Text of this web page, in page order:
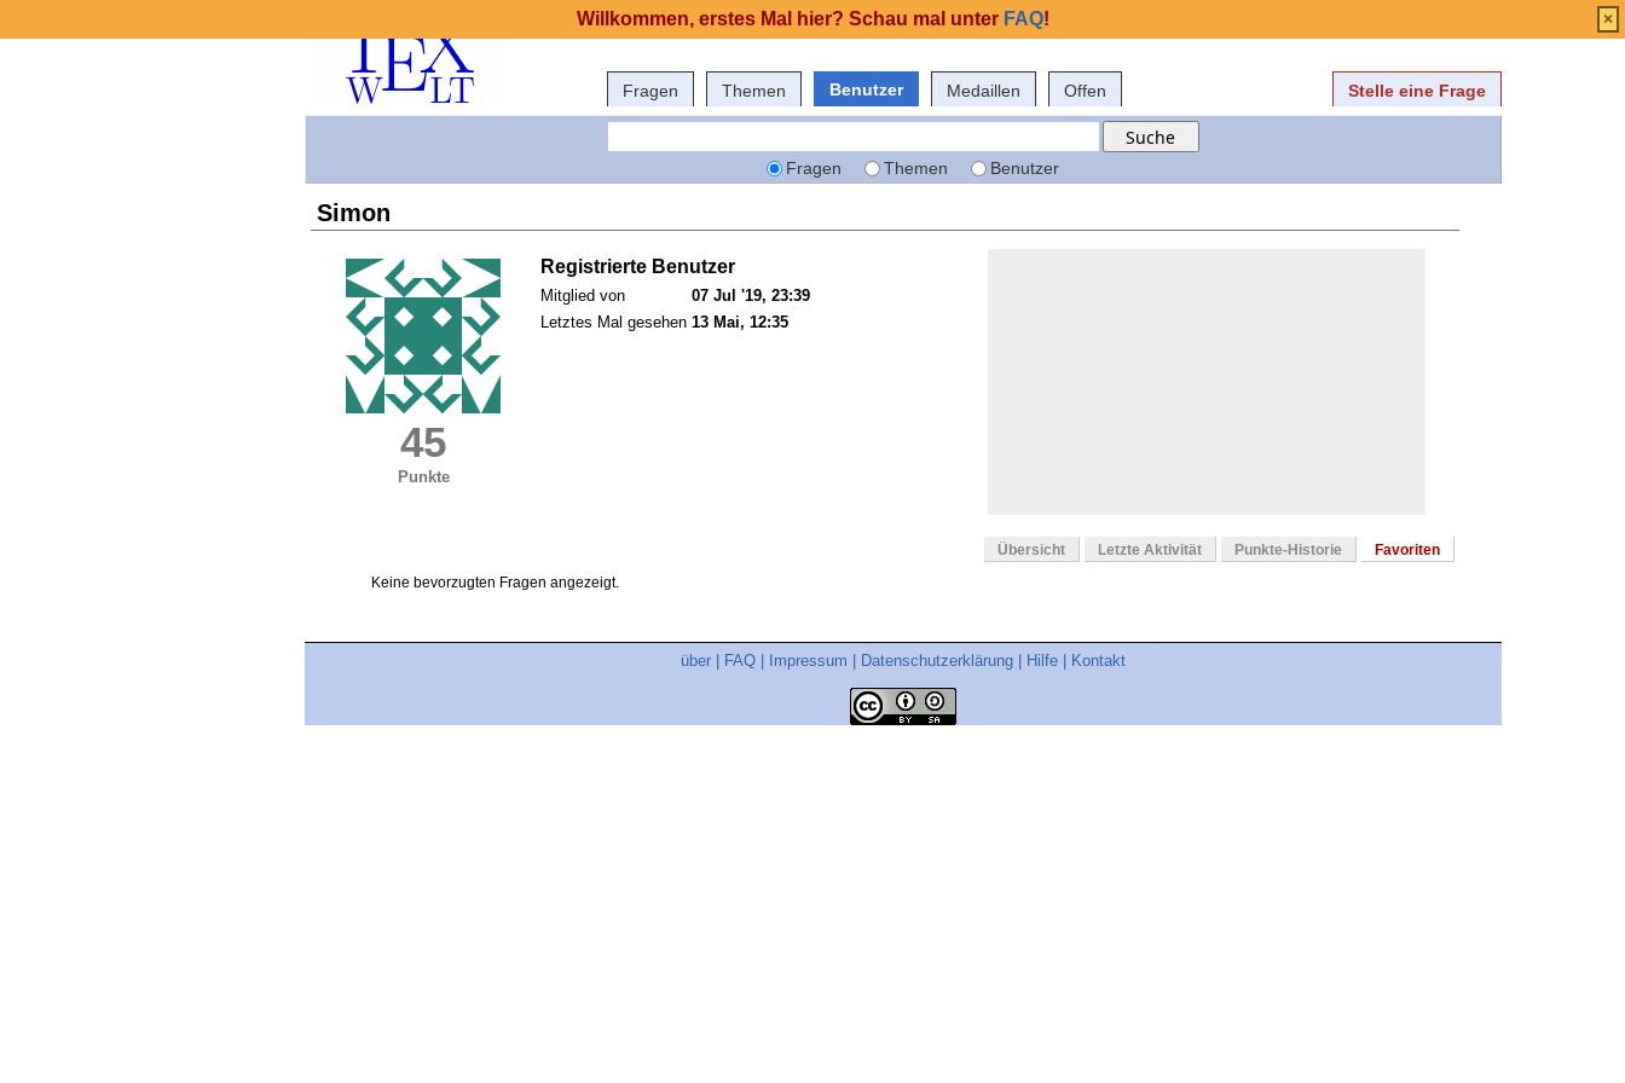
Fragen Themen Benutzer Medaillen Offen Stelle eine Frage
Fragen Themen Benutzer
Simon
45
Punkte
Registrierte Benutzer
Mitglied von
07 Jul '19, 23:39
Letztes Mal gesehen 13 Mai, 12:35
Übersicht Letzte Aktivität Punkte-Historie
Favoriten
Keine bevorzugten Fragen angezeigt.
über FAQ Impressum Datenschutzerklärung Hilfe Kontakt
Willkommen, erstes Mal hier? Schau mal unter FAQ! ×